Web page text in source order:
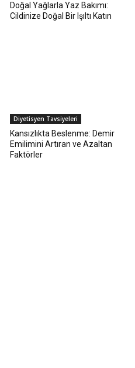
Doğal Yağlarla Yaz Bakımı:
Cildinize Doğal Bir Işıltı Katın
Diyetisyen Tavsiyeleri
Kansızlıkta Beslenme: Demir
Emilimini Artıran ve Azaltan
Faktörler